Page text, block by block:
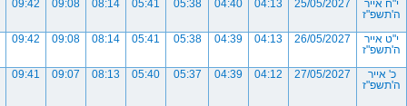
י"ח אייר
ה'תשפ"ז
25/05/2027
04:13
04:40
05:38
05:41
08:14
09:08
09:42
י"ט אייר
ה'תשפ"ז
26/05/2027
04:13
04:39
05:38
05:41
08:14
09:08
09:42
כ' אייר
ה'תשפ"ז
27/05/2027
04:12
04:39
05:37
05:40
08:13
09:07
09:41